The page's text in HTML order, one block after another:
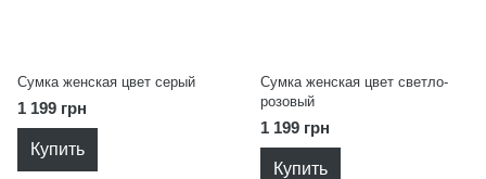
Сумка женская цвет серый
1 199 грн
Купить
Сумка женская цвет светло-
розовый
1 199 грн
Купить